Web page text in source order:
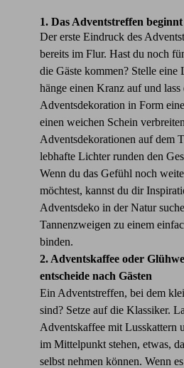
1. Das Adventstreffen
Der erste Eindruck des
bereits im Flur. Hast du noch
die Gäste kommen? Stelle eine
hänge einen Kranz auf und lass
Adventsdekoration in Form
einen weichen Schein
Adventsdekorationen auf dem
lebhafte Lichter runden den
Wenn du das Gefühl noch
möchtest, kannst du dir
Adventsdeko in der Natur
Tannenzweigen zu einem
binden.
2. Adventskaffee oder
entscheide nach Gästen
Ein Adventstreffen, bei dem
sind? Setze auf die Klassiker.
Adventskaffee mit Lusskattern
im Mittelpunkt stehen, etwas,
selbst nehmen können. Wenn